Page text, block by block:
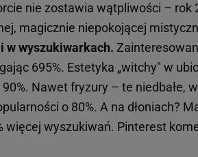
nie zostawia wątpliwości – rok
magicznie niepokojącej
w wyszukiwarkach.
695%. Estetyka „witchy" w
Nawet fryzury – te niedbałe,
o 80%. A na dłoniach?
więcej wyszukiwań. Pinterest